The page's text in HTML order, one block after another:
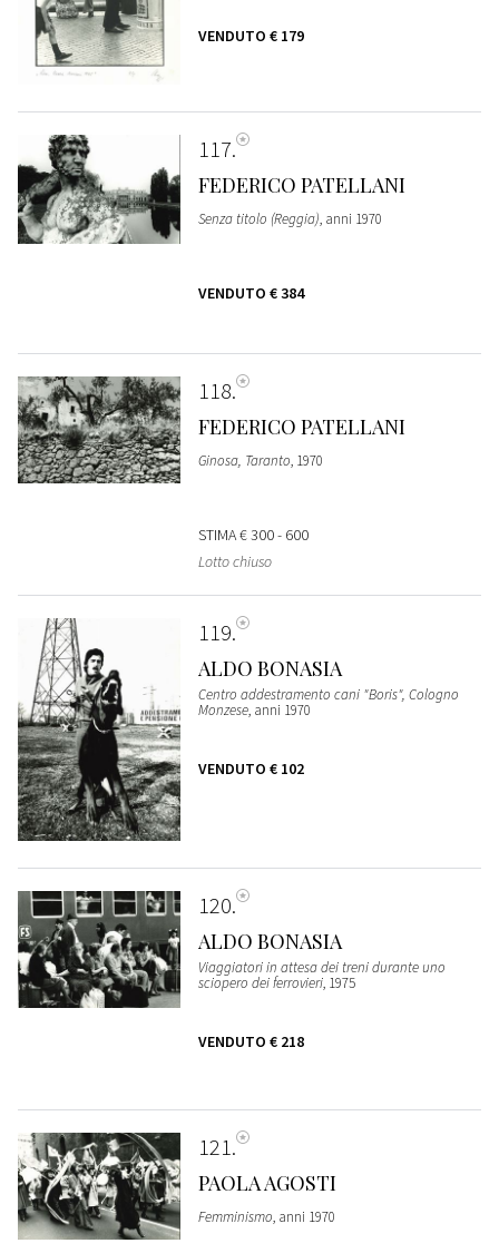
VENDUTO € 179
117
FEDERICO PATELLANI
Senza titolo (Reggia), anni 1970
VENDUTO € 384
118
FEDERICO PATELLANI
Ginosa, Taranto, 1970
STIMA€ 300 - 600
Lotto chiuso
119
ALDO BONASIA
Centro addestramento cani "Boris", Cologno
Monzese, anni 1970
VENDUTO € 102
120
ALDO BONASIA
Viaggiatori in attesa dei treni durante uno
sciopero dei ferrovieri, 1975
VENDUTO € 218
121
PAOLA AGOSTI
Femminismo, anni 1970